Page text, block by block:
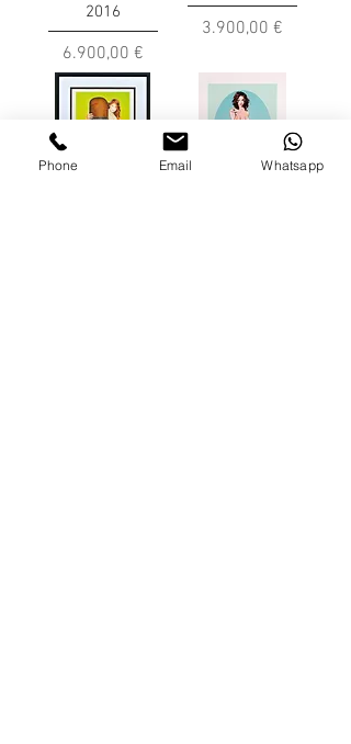
2016
Preis
6.900,00 €
Preis
3.900,00 €
Phone Email Whatsapp